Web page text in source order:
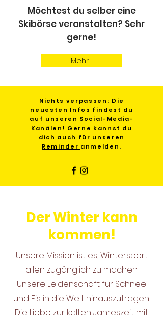
Möchtest du selber eine
Skibörse veranstalten? Sehr
gerne!
Mehr ...
Nichts verpassen: Die
neuesten Infos findest du
auf unseren Social-Media-
Kanälen! Gerne kannst du
dich auch für unseren
Reminder anmelden.
Der Winter kann
kommen!
Unsere Mission ist es, Wintersport
allen zugänglich zu machen.
Unsere Leidenschaft für Schnee
und Eis in die Welt hinauszutragen.
Die Liebe zur kalten Jahreszeit mit